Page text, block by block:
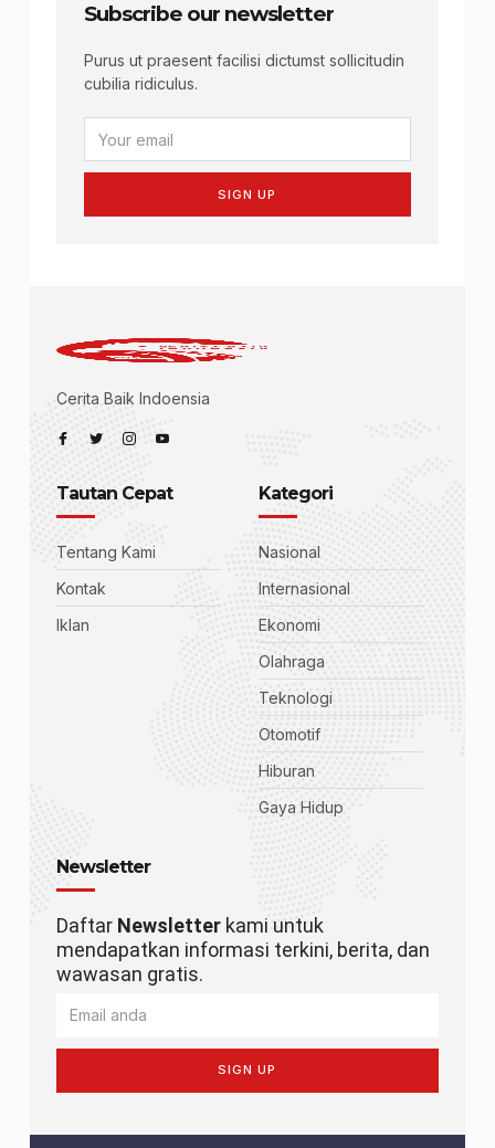
Subscribe our newsletter
Purus ut praesent facilisi dictumst sollicitudin
cubilia ridiculus.
SIGN UP
Cerita Baik Indoensia
Tautan Cepat
Tentang Kami
Kontak
Iklan
Kategori
Nasional
Internasional
Ekonomi
Olahraga
Teknologi
Otomotif
Hiburan
Gaya Hidup
Newsletter
Daftar Newsletterkami untuk
mendapatkan informasi terkini, berita, dan
wawasan gratis.
SIGN UP